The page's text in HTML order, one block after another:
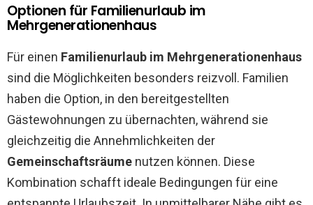
Optionen für Familienurlaub im
Mehrgenerationenhaus
Für einen Familienurlaub im Mehrgenerationenhaus
sind die Möglichkeiten besonders reizvoll. Familien
haben die Option, in den bereitgestellten
Gästewohnungen zu übernachten, während sie
gleichzeitig die Annehmlichkeiten der
Gemeinschaftsräume nutzen können. Diese
Kombination schafft ideale Bedingungen für eine